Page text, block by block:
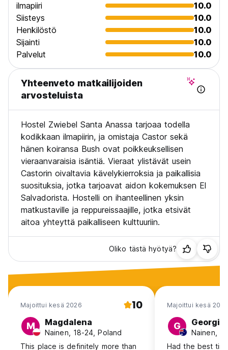
ilmapiiri
10.0
Siisteys
10.0
Henkilöstö
10.0
Sijainti
10.0
Palvelut
10.0
Yhteenveto matkailijoiden
arvosteluista
Hostel Zwiebel Santa Anassa tarjoaa todella
kodikkaan ilmapiirin, ja omistaja Castor sekä
hänen koiransa Bush ovat poikkeuksellisen
vieraanvaraisia isäntiä. Vieraat ylistävät usein
Castorin oivaltavia kävelykierroksia ja paikallisia
suosituksia, jotka tarjoavat aidon kokemuksen El
Salvadorista. Hostelli on ihanteellinen yksin
matkustaville ja reppureissaajille, jotka etsivät
aitoa yhteyttä paikalliseen kulttuuriin.
Oliko tästä hyötyä?
Majoittui kesä 2026 10
M Magdalena
Nainen, 18-24, Poland
This place is definitely more than
Majoittui kesä 2026
G Georgia
Nainen,
Had the best